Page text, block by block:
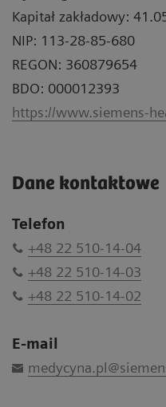
Kapitał zakładowy:
NIP: 113-28-85-680
REGON: 360879654
BDO: 000012393
https://www.siemens-
Dane kontaktowe
Telefon
+48 22 510-14-04
+48 22 510-14-03
+48 22 510-14-02
E-mail